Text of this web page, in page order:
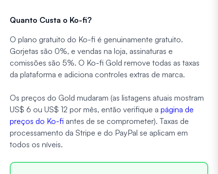
Quanto Custa o Ko-fi?
O plano gratuito do Ko-fi é genuinamente gratuito.
Gorjetas são 0%, e vendas na loja, assinaturas e
comissões são 5%. O Ko-fi Gold remove todas as taxas
da plataforma e adiciona controles extras de marca.
Os preços do Gold mudaram (as listagens atuais mostram
US$ 6 ou US$ 12 por mês, então verifique a página de
preços do Ko-fi antes de se comprometer). Taxas de
processamento da Stripe e do PayPal se aplicam em
todos os níveis.